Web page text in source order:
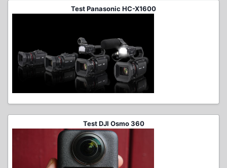
Test Panasonic HC-X1600
Test DJI Osmo 360